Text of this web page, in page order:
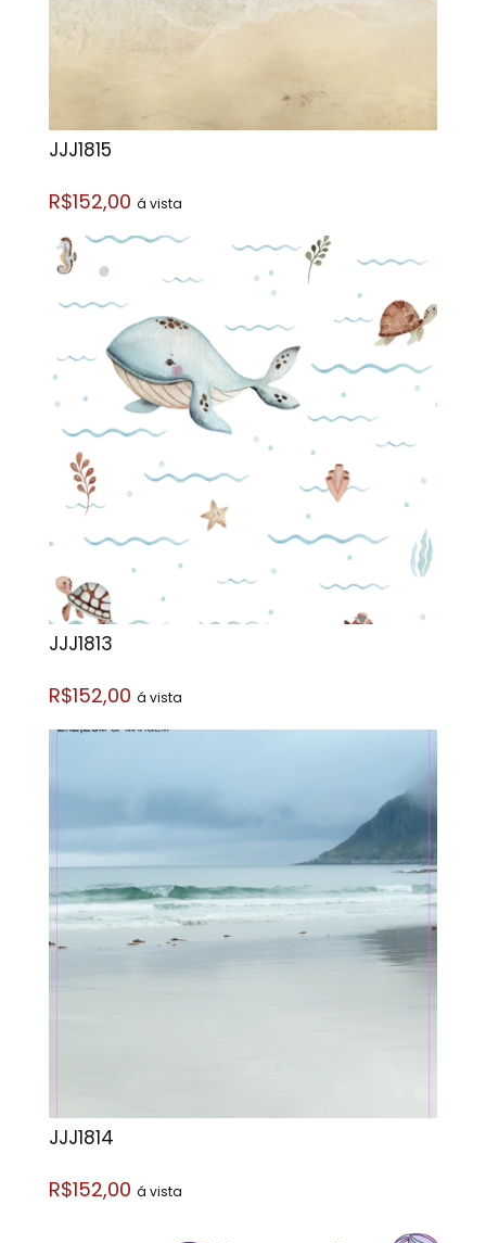
JJJ1815
R$152,00 á vista
JJJ1813
R$152,00 á vista
JJJ1814
R$152,00 á vista